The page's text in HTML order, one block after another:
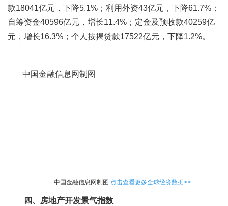
款18041亿元，下降5.1%；利用外资43亿元，下降61.7%；
自筹资金40596亿元，增长11.4%；定金及预收款40259亿
元，增长16.3%；个人按揭贷款17522亿元，下降1.2%。
中国金融信息网制图
中国金融信息网制图 点击查看更多全球经济数据>>
四、房地产开发景气指数